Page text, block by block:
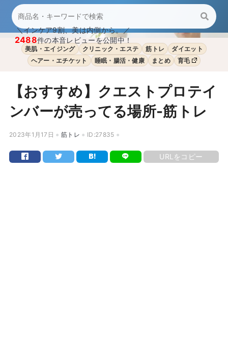
＼インケア9割、美は内側から。／
2488件の本音レビューを公開中！
美肌・エイジング クリニック・エステ 筋トレ
ダイエット
ヘアー・エチケット
睡眠・腸活・健康 まとめ 育毛
【おすすめ】クエストプロテイ
ンバーが売ってる場所-筋トレ
2023年1月17日 筋トレ ID:27835
URLをコピー